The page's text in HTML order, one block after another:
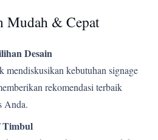
Mudah & Cepat
Desain
mendiskusikan kebutuhan signage
rekomendasi terbaik
Anda.
Timbul